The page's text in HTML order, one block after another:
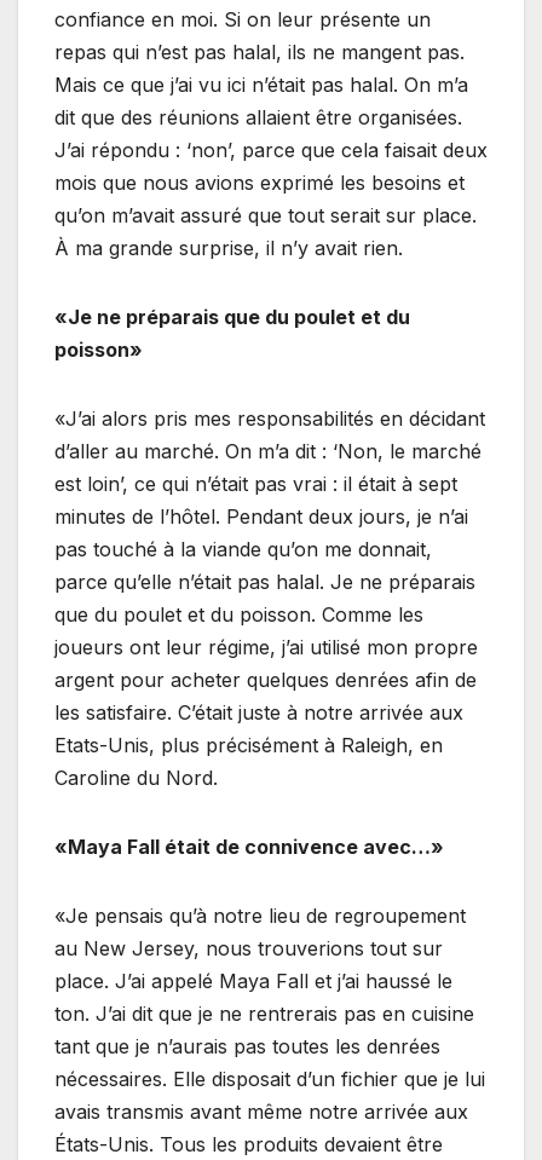
confiance en moi. Si on leur présente un
repas qui n’est pas halal, ils ne mangent pas.
Mais ce que j’ai vu ici n’était pas halal. On m’a
dit que des réunions allaient être organisées.
J’ai répondu : ‘non’, parce que cela faisait deux
mois que nous avions exprimé les besoins et
qu’on m’avait assuré que tout serait sur place.
À ma grande surprise, il n’y avait rien.
«Je ne préparais que du poulet et du
poisson»
«J’ai alors pris mes responsabilités en décidant
d’aller au marché. On m’a dit : ‘Non, le marché
est loin’, ce qui n’était pas vrai : il était à sept
minutes de l’hôtel. Pendant deux jours, je n’ai
pas touché à la viande qu’on me donnait,
parce qu’elle n’était pas halal. Je ne préparais
que du poulet et du poisson. Comme les
joueurs ont leur régime, j’ai utilisé mon propre
argent pour acheter quelques denrées afin de
les satisfaire. C’était juste à notre arrivée aux
Etats-Unis, plus précisément à Raleigh, en
Caroline du Nord.
«Maya Fall était de connivence avec…»
«Je pensais qu’à notre lieu de regroupement
au New Jersey, nous trouverions tout sur
place. J’ai appelé Maya Fall et j’ai haussé le
ton. J’ai dit que je ne rentrerais pas en cuisine
tant que je n’aurais pas toutes les denrées
nécessaires. Elle disposait d’un fichier que je lui
avais transmis avant même notre arrivée aux
États-Unis. Tous les produits devaient être